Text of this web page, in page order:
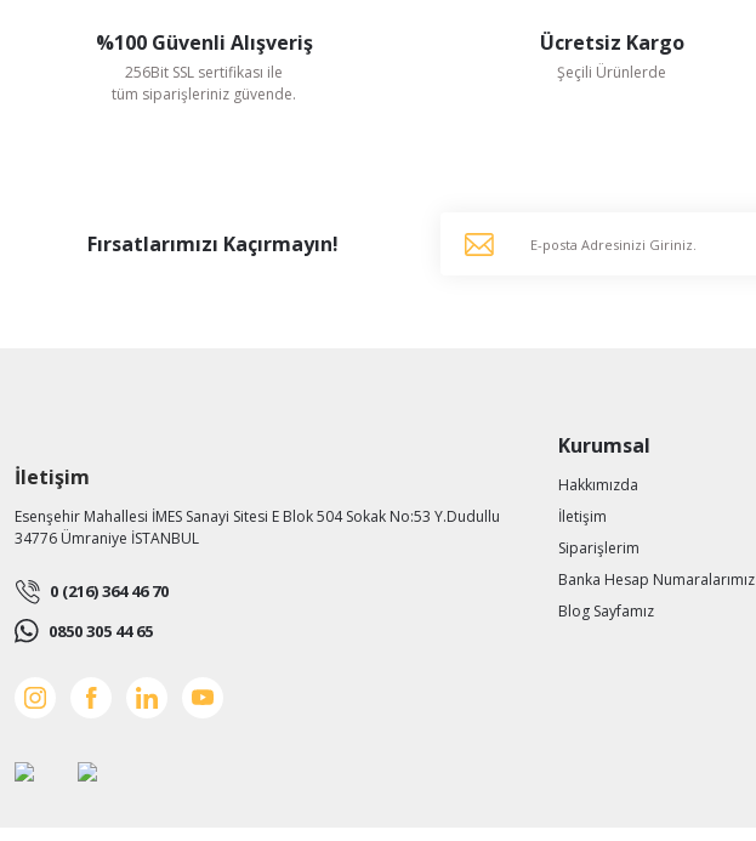
%100 Güvenli Alışveriş
256Bit SSL sertifikası ile
tüm siparişleriniz güvende.
Ücretsiz Kargo
Şeçili Ürünlerde
Fırsatlarımızı Kaçırmayın!
İletişim
Esenşehir Mahallesi İMES Sanayi Sitesi E Blok 504 Sokak No:53 Y.Dudullu
34776 Ümraniye İSTANBUL
0 (216) 364 46 70
0850 305 44 65
Kurumsal
Hakkımızda
İletişim
Siparişlerim
Banka Hesap Numaralarımız
Blog Sayfamız